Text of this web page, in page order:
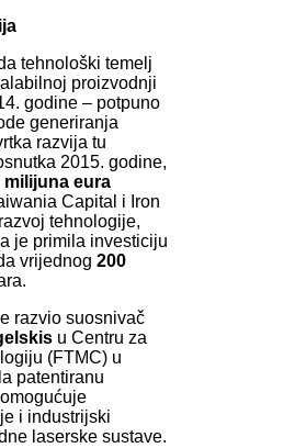
tehnološki temelj
proizvodnji
godine – potpuno
generiranja
razvija tu
2015. godine,
milijuna eura
Capital i Iron
tehnologije,
je primila investiciju
vrijednog 200
razvio suosnivač
u Centru za
(FTMC) u
patentiranu
i industrijski
laserske sustave.